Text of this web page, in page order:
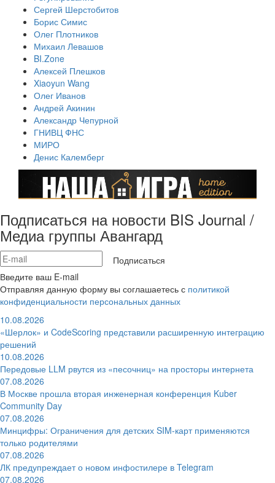
Сергей Шерстобитов
Борис Симис
Олег Плотников
Михаил Левашов
BI.Zone
Алексей Плешков
Xiaoyun Wang
Олег Иванов
Андрей Акинин
Александр Чепурной
ГНИВЦ ФНС
МИРО
Денис Калемберг
Подписаться на новости BIS Journal /
Медиа группы Авангард
Подписаться
Введите ваш E-mail
Отправляя данную форму вы соглашаетесь с политикой
конфиденциальности персональных данных
10.08.2026
«Шерлок» и CodeScoring представили расширенную интеграцию
решений
10.08.2026
Передовые LLM рвутся из «песочниц» на просторы интернета
07.08.2026
В Москве прошла вторая инженерная конференция Kuber
Community Day
07.08.2026
Минцифры: Ограничения для детских SIM-карт применяются
только родителями
07.08.2026
ЛК предупреждает о новом инфостилере в Telegram
07.08.2026